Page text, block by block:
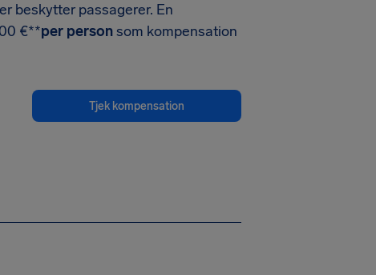
beskytter passagerer. En
€**per personsom kompensation
Tjek kompensation